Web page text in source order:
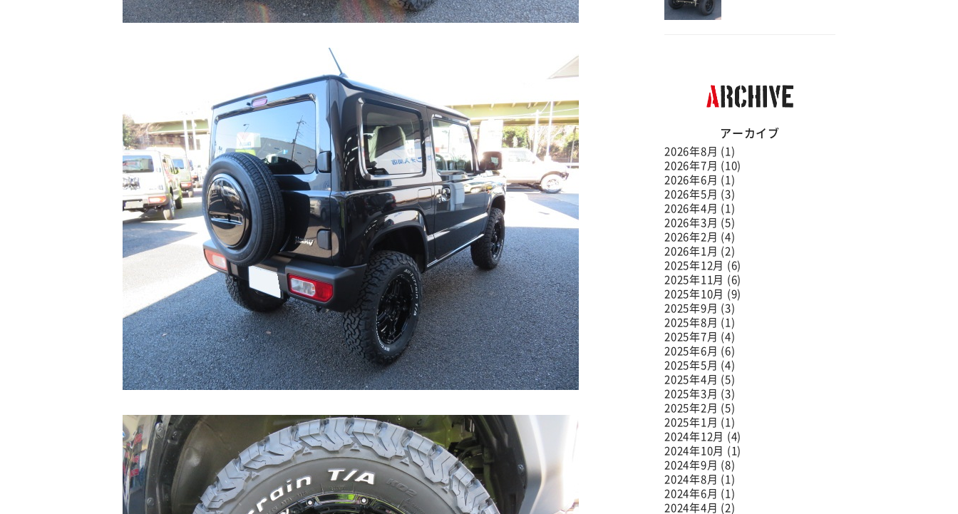
アーカイブ
2026年8月 (1)
2026年7月 (10)
2026年6月 (1)
2026年5月 (3)
2026年4月 (1)
2026年3月 (5)
2026年2月 (4)
2026年1月 (2)
2025年12月 (6)
2025年11月 (6)
2025年10月 (9)
2025年9月 (3)
2025年8月 (1)
2025年7月 (4)
2025年6月 (6)
2025年5月 (4)
2025年4月 (5)
2025年3月 (3)
2025年2月 (5)
2025年1月 (1)
2024年12月 (4)
2024年10月 (1)
2024年9月 (8)
2024年8月 (1)
2024年6月 (1)
2024年4月 (2)